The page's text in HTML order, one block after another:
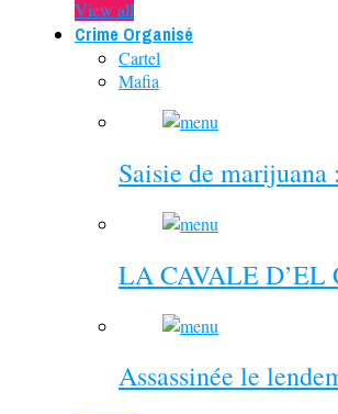
View all
Crime Organisé
Cartel
Mafia
Saisie de
LA CAVALE D’EL
Assassinée le